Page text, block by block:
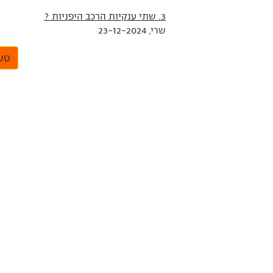
3. שתי ענקיות הרכב היפניות ?
שרי, 23-12-2024